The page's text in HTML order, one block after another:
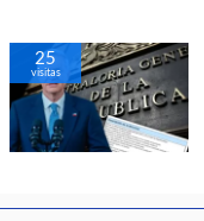
25
visitas